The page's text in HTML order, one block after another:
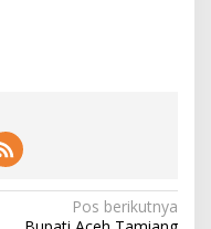
Pos berikutnya